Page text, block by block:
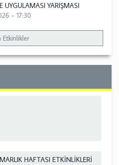
UYGULAMASI YARIŞMASI
- 17:30
Etkinlikler
HAFTASI ETKİNLİKLERİ